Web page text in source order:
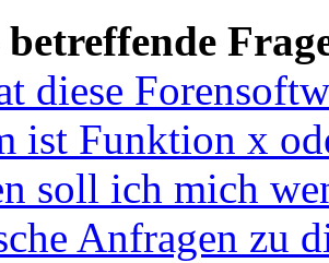
diese
ist Funktion x
soll ich mich
Anfragen zu